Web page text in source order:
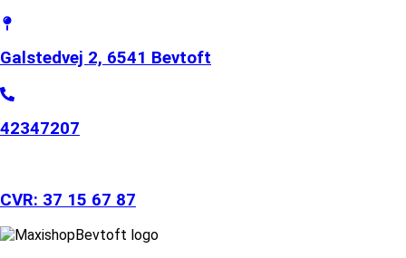
Galstedvej 2, 6541 Bevtoft
42347207
CVR: 37 15 67 87